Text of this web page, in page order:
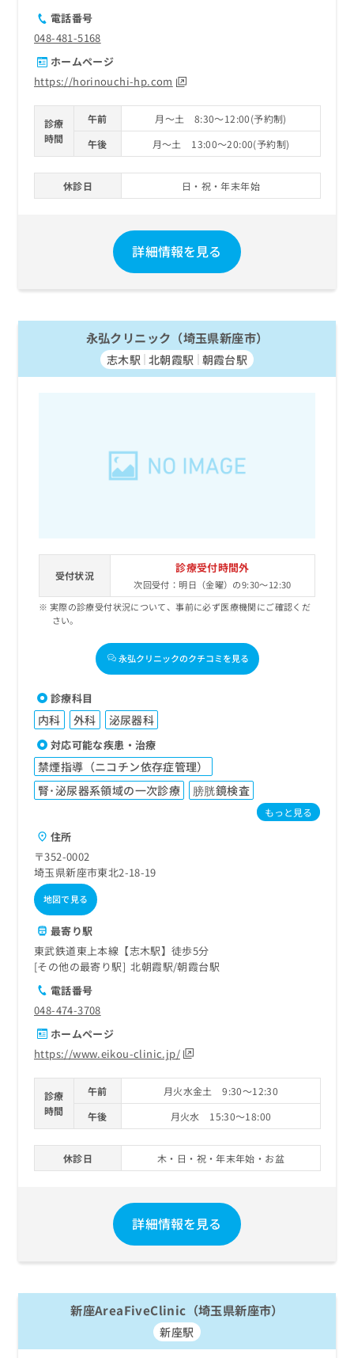
電話番号
048-481-5168
ホームページ
https://horinouchi-hp.com
診療
時間
午前
月～土 8:30～12:00(予約制)
午後
月～土 13:00～20:00(予約制)
休診日 日・祝・年末年始
詳細情報を見る
永弘クリニック（埼玉県新座市）
志木駅 北朝霞駅 朝霞台駅
受付状況
診療受付時間外
次回受付：明日（金曜）の9:30～12:30
実際の診療受付状況について、事前に必ず医療機関にご確認くだ
さい。
永弘クリニックのクチコミを見る
診療科目
内科 外科 泌尿器科
対応可能な疾患・治療
禁煙指導（ニコチン依存症管理）
腎･泌尿器系領域の一次診療
膀胱鏡検査
もっと見る
住所
〒352-0002
埼玉県新座市東北2-18-19
地図で見る
最寄り駅
東武鉄道東上本線【志木駅】徒歩5分
その他の最寄り駅
北朝霞駅 朝霞台駅
電話番号
048-474-3708
ホームページ
https://www.eikou-clinic.jp/
診療
時間
午前
月火水金土 9:30～12:30
午後
月火水 15:30～18:00
休診日 木・日・祝・年末年始・お盆
詳細情報を見る
新座AreaFiveClinic（埼玉県新座市）
新座駅